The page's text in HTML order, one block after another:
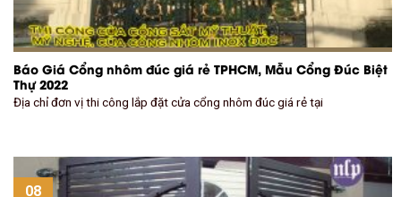
Báo Giá Cổng nhôm đúc giá rẻ TPHCM, Mẫu Cổng Đúc Biệt
Thự 2022
Địa chỉ đơn vị thi công lắp đặt cửa cổng nhôm đúc giá rẻ tại
08